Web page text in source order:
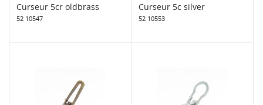
Curseur 5cr oldbrass
52 10547
Curseur 5c silver
52 10553